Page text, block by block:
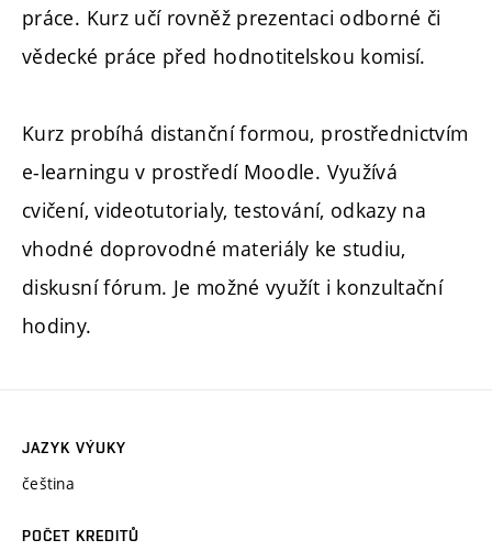
práce. Kurz učí rovněž prezentaci odborné či
vědecké práce před hodnotitelskou komisí.
Kurz probíhá distanční formou, prostřednictvím
e-learningu v prostředí Moodle. Využívá
cvičení, videotutorialy, testování, odkazy na
vhodné doprovodné materiály ke studiu,
diskusní fórum. Je možné využít i konzultační
hodiny.
JAZYK VÝUKY
čeština
POČET KREDITŮ